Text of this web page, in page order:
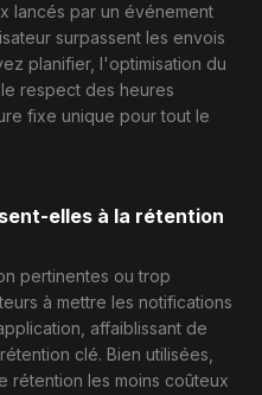
lancés par un événement
surpassent les envois
planifier, l'optimisation du
respect des heures
fixe unique pour tout le
elles à la rétention
pertinentes ou trop
à mettre les notifications
affaiblissant de
clé. Bien utilisées,
rétention les moins coûteux